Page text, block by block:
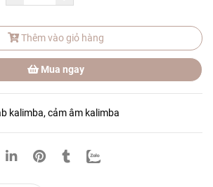
Thêm vào giỏ hàng
Mua ngay
kalimba,cảm âm kalimba